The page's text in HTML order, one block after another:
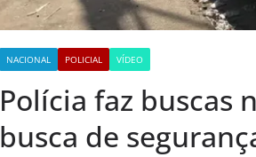
NACIONAL POLICIAL VÍDEO
Polícia faz buscas
busca de